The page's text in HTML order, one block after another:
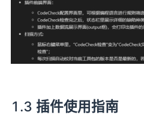
1.3 插件使用指南